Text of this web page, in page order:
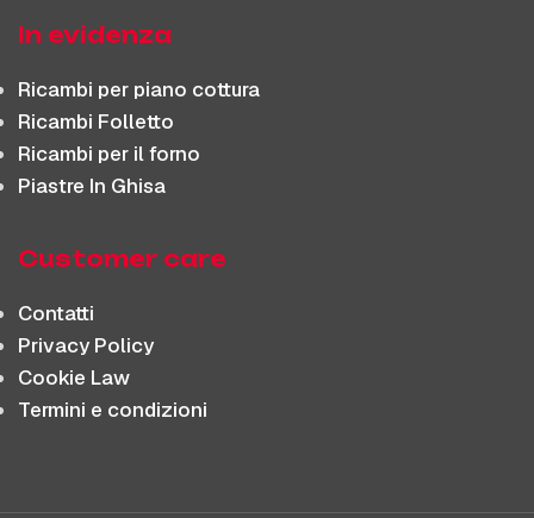
In evidenza
Ricambi per piano cottura
Ricambi Folletto
Ricambi per il forno
Piastre In Ghisa
Customer care
Contatti
Privacy Policy
Cookie Law
Termini e condizioni